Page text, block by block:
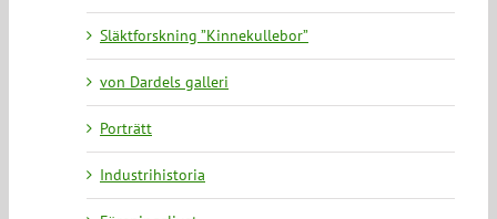
Släktforskning ”Kinnekullebor”
von Dardels galleri
Porträtt
Industrihistoria